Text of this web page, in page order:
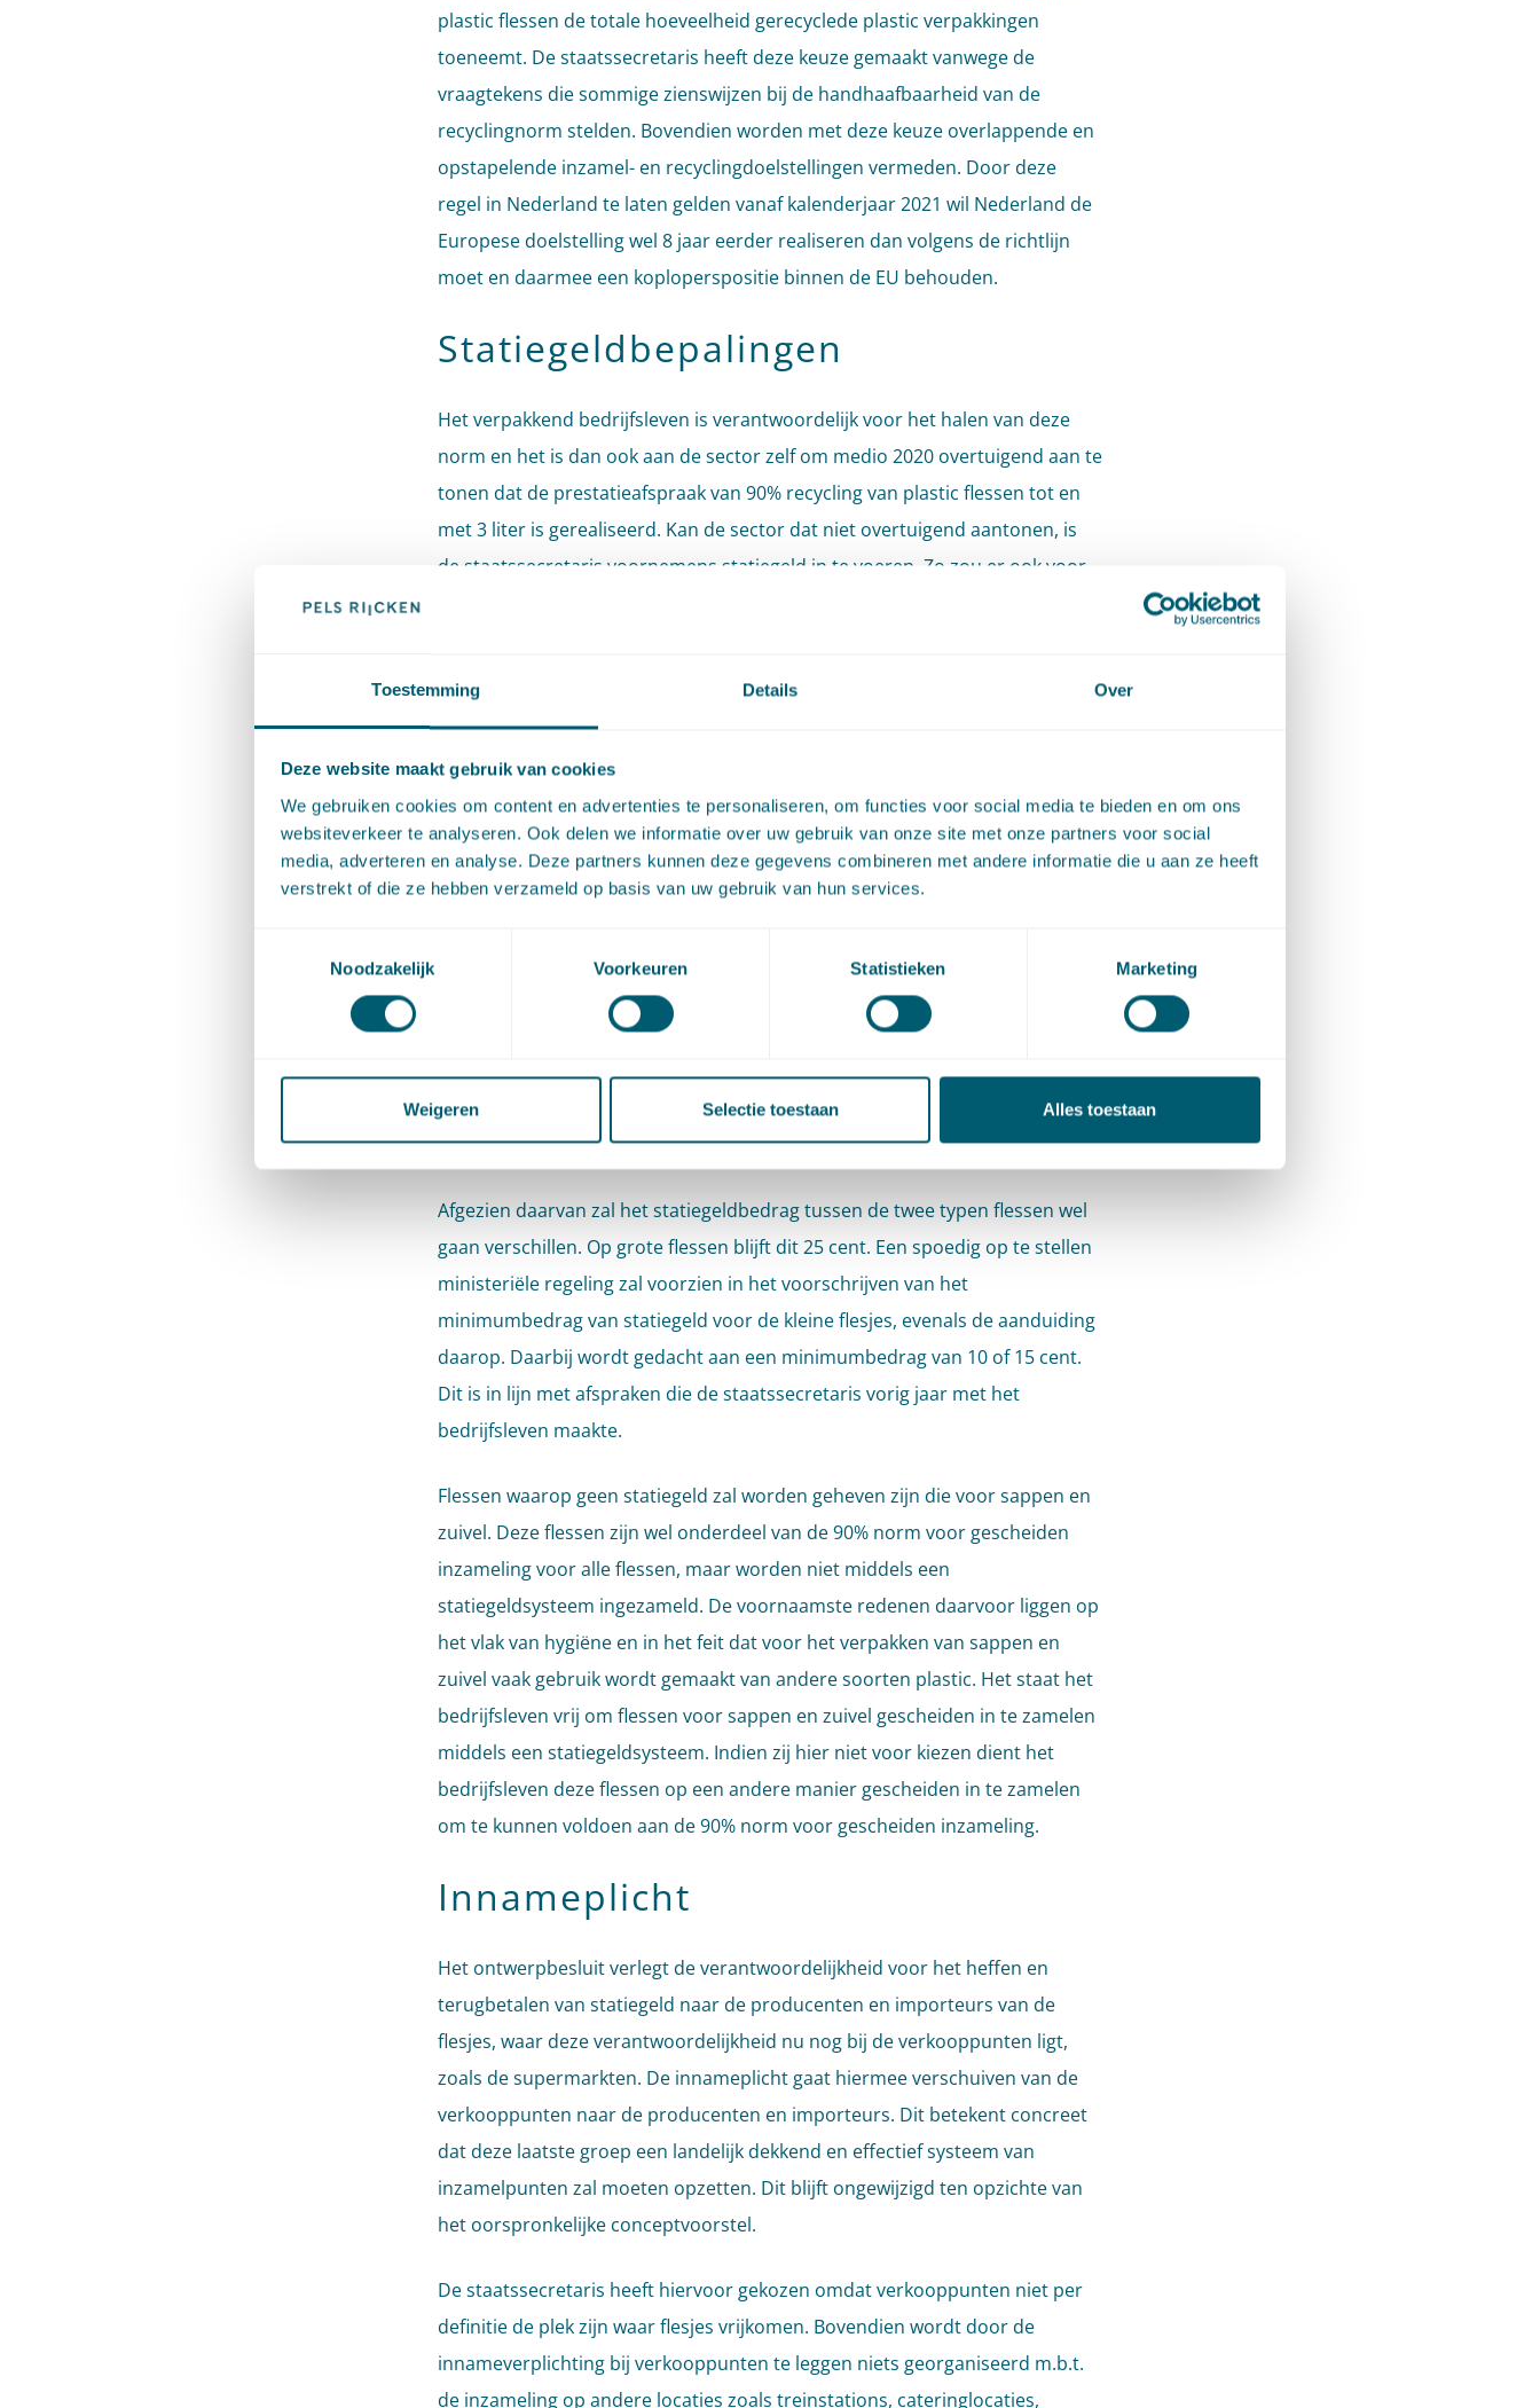
Toestemming Details Over
Deze website maakt gebruik van cookies
We gebruiken cookies om content en advertenties te personaliseren, om functies voor social media te bieden en om ons
websiteverkeer te analyseren. Ook delen we informatie over uw gebruik van onze site met onze partners voor social
media, adverteren en analyse. Deze partners kunnen deze gegevens combineren met andere informatie die u aan ze heeft
verstrekt of die ze hebben verzameld op basis van uw gebruik van hun services.
Noodzakelijk
Voorkeuren Statistieken Marketing
Weigeren Selectie toestaan Alles toestaan
plastic flessen de totale hoeveelheid gerecyclede plastic verpakkingen
toeneemt. De staatssecretaris heeft deze keuze gemaakt vanwege de
vraagtekens die sommige zienswijzen bij de handhaafbaarheid van de
recyclingnorm stelden. Bovendien worden met deze keuze overlappende en
opstapelende inzamel- en recyclingdoelstellingen vermeden. Door deze
regel in Nederland te laten gelden vanaf kalenderjaar 2021 wil Nederland de
Europese doelstelling wel 8 jaar eerder realiseren dan volgens de richtlijn
moet en daarmee een koploperspositie binnen de EU behouden.
Statiegeldbepalingen
Het verpakkend bedrijfsleven is verantwoordelijk voor het halen van deze
norm en het is dan ook aan de sector zelf om medio 2020 overtuigend aan te
tonen dat de prestatieafspraak van 90% recycling van plastic flessen tot en
met 3 liter is gerealiseerd. Kan de sector dat niet overtuigend aantonen, is
de staatssecretaris voornemens statiegeld in te voeren. Zo zou er ook voor
statiegeld voor kleine flesjes. Dit vanwege de bijdrage van juist dit type
flessen aan het zwerfafval en de plasticsoep. Nu het statiegeldsysteem voor
grote flessen goed werkt in Nederland en grote flessen niet of nauwelijks in
het zwerfafval terecht komen, heeft de staatssecretaris er nu voor gekozen
statiegeldbepalingen zijn daarom in het aangepaste besluit van toepassing
op alle plastic flessen voor frisdrank en water, tot en met 3 liter. Hiermee
liggen de norm voor 90% gescheiden inzameling en de bepalingen over
statiegeld direct in elkaars verlengde. Bovendien was het systeem voor grote
kunststofflessen nooit wettelijk vastgelegd, wat met dit ontwerpbesluit wel
gaat gebeuren.
Afgezien daarvan zal het statiegeldbedrag tussen de twee typen flessen wel
gaan verschillen. Op grote flessen blijft dit 25 cent. Een spoedig op te stellen
ministeriële regeling zal voorzien in het voorschrijven van het
minimumbedrag van statiegeld voor de kleine flesjes, evenals de aanduiding
daarop. Daarbij wordt gedacht aan een minimumbedrag van 10 of 15 cent.
Dit is in lijn met afspraken die de staatssecretaris vorig jaar met het
bedrijfsleven maakte.
Flessen waarop geen statiegeld zal worden geheven zijn die voor sappen en
zuivel. Deze flessen zijn wel onderdeel van de 90% norm voor gescheiden
inzameling voor alle flessen, maar worden niet middels een
statiegeldsysteem ingezameld. De voornaamste redenen daarvoor liggen op
het vlak van hygiëne en in het feit dat voor het verpakken van sappen en
zuivel vaak gebruik wordt gemaakt van andere soorten plastic. Het staat het
bedrijfsleven vrij om flessen voor sappen en zuivel gescheiden in te zamelen
middels een statiegeldsysteem. Indien zij hier niet voor kiezen dient het
bedrijfsleven deze flessen op een andere manier gescheiden in te zamelen
om te kunnen voldoen aan de 90% norm voor gescheiden inzameling.
Innameplicht
Het ontwerpbesluit verlegt de verantwoordelijkheid voor het heffen en
terugbetalen van statiegeld naar de producenten en importeurs van de
flesjes, waar deze verantwoordelijkheid nu nog bij de verkooppunten ligt,
zoals de supermarkten. De innameplicht gaat hiermee verschuiven van de
verkooppunten naar de producenten en importeurs. Dit betekent concreet
dat deze laatste groep een landelijk dekkend en effectief systeem van
inzamelpunten zal moeten opzetten. Dit blijft ongewijzigd ten opzichte van
het oorspronkelijke conceptvoorstel.
De staatssecretaris heeft hiervoor gekozen omdat verkooppunten niet per
definitie de plek zijn waar flesjes vrijkomen. Bovendien wordt door de
innameverplichting bij verkooppunten te leggen niets georganiseerd m.b.t.
de inzameling op andere locaties zoals treinstations, cateringlocaties,